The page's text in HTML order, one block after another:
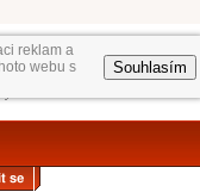
reklam a
webu s
Souhlasím
se